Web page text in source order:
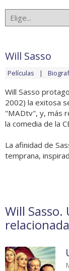
Will Sasso
Películas
Will Sasso
2002) la exitosa
"MADtv", y, más
la comedia de la
La afinidad de
temprana,
Will